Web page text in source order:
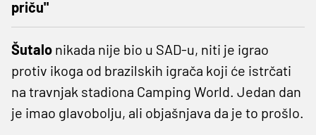
priču"
Šutalo nikada nije bio u SAD-u, niti je igrao
protiv ikoga od brazilskih igrača koji će istrčati
na travnjak stadiona Camping World. Jedan dan
je imao glavobolju, ali objašnjava da je to prošlo.